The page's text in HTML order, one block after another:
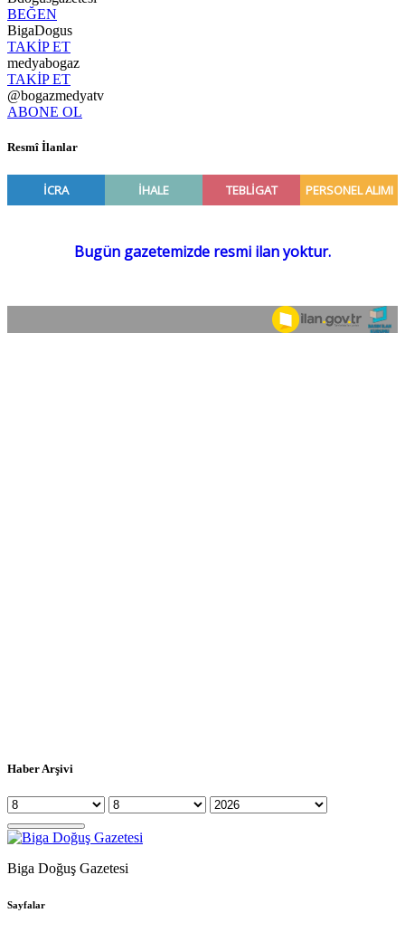
BEĞEN
BigaDogus
TAKİP ET
medyabogaz
TAKİP ET
@bogazmedyatv
ABONE OL
Resmî İlanlar
Haber Arşivi
Biga Doğuş Gazetesi
Sayfalar